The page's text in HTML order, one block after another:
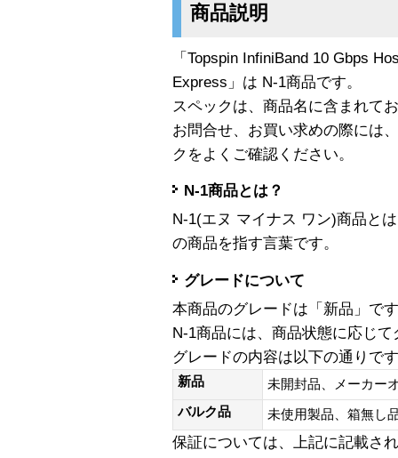
商品説明
「Topspin InfiniBand 10 Gbps
Express」は N-1商品です。
スペックは、商品名に含まれて
お問合せ、お買い求めの際には
クをよくご確認ください。
N-1商品とは？
N-1(エヌ マイナス ワン)商品と
の商品を指す言葉です。
グレードについて
本商品のグレードは「新品」です
N-1商品には、商品状態に応じ
グレードの内容は以下の通りで
新品
未開封品、メーカー
バルク品
未使用製品、箱無
保証については、上記に記載さ